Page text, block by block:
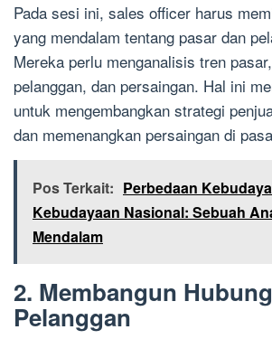
Pada sesi ini, sales officer harus
yang mendalam tentang pasar dan
Mereka perlu menganalisis tren
pelanggan, dan persaingan. Hal ini
untuk mengembangkan strategi
dan memenangkan persaingan di
Pos Terkait: Perbedaan
Kebudayaan Nasional: Sebuah
Mendalam
2. Membangun
Pelanggan